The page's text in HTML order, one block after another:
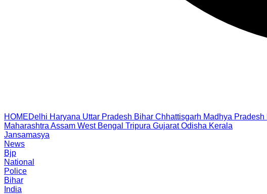
HOMEDelhi Haryana Uttar Pradesh Bihar Chhattisgarh Madhya Pradesh
Maharashtra Assam West Bengal Tripura Gujarat Odisha Kerala
Jansamasya
News
Bjp
National
Police
Bihar
India